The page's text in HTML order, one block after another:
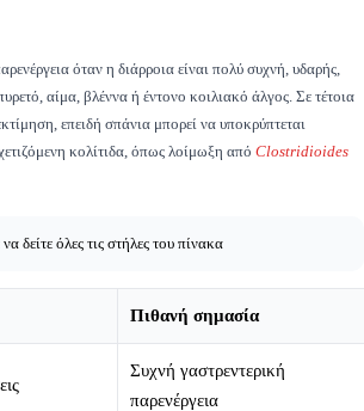
όταν η διάρροια είναι πολύ συχνή, υδαρής,
αίμα, βλέννα ή έντονο κοιλιακό άλγος. Σε τέτοια
επειδή σπάνια μπορεί να υποκρύπτεται
κολίτιδα, όπως λοίμωξη από Clostridioides
δείτε όλες τις στήλες του πίνακα
Πιθανή σημασία
Συχνή γαστρεντερική
παρενέργεια